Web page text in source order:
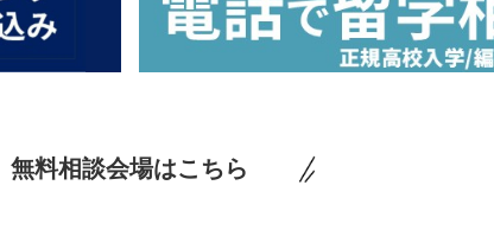
無料相談会場はこちら